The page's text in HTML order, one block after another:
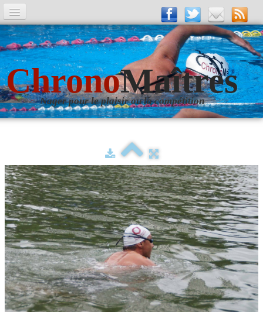
A la Une
Entrainements
La revue
Les numéros
Photos▼
Evènements▼
Livre d'Or
ChronoMaîtres
Nager pour le plaisir ou la compétition